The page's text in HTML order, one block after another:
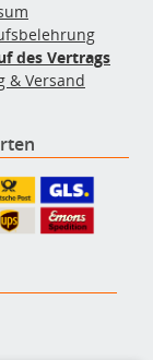
des Vertrags
& Versand